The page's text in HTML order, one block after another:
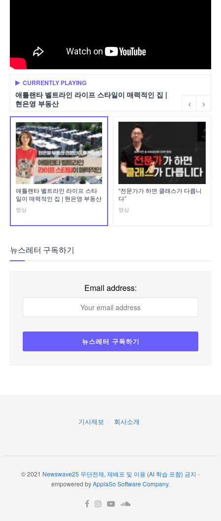
CURRENTLY PLAYING
애틀랜타 벨트라인 라이프 스타일이 매력적인 집 |
현은영 부동산
애틀랜타 벨트라인 라이프 스타
일이 매력적인 집 | 현은영 부동산
영상
“전문가가 하면 클래스가 다릅니
다”
영상
뉴스레터 구독하기
Email address:
기사제보 회사소개
© 2021 Newswave25 무단전재, 재배포 및 이용 (AI 학습 포함) 금지 -
empowered byApplaSo Software Company.